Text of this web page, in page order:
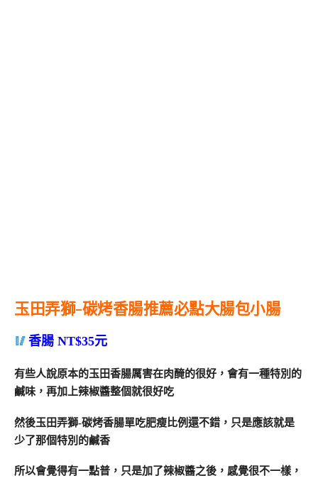
玉田弄獅-碳烤香腸推薦必點大腸包小腸
香腸 NT$35元
有些人說原本的玉田香腸厲害在肉醃的很好，會有一種特別的
鹹味，再加上辣椒醬整個就很好吃
然後玉田弄獅-碳烤香腸單吃肥瘦比例還不錯，只是應該就是
少了那個特別的鹹香
所以會覺得有一點普，只是加了辣椒醬之後，感覺很不一樣，